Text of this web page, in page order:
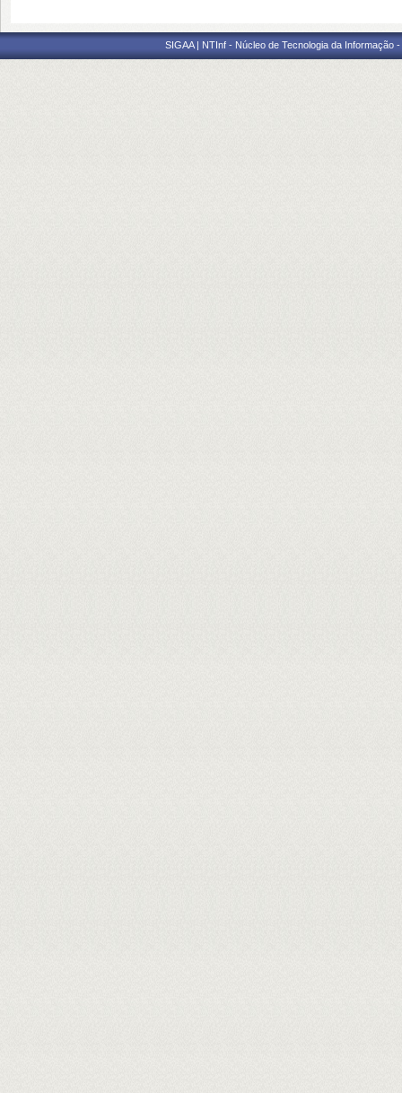
SIGAA | NTInf - Núcleo de Tecnologia da